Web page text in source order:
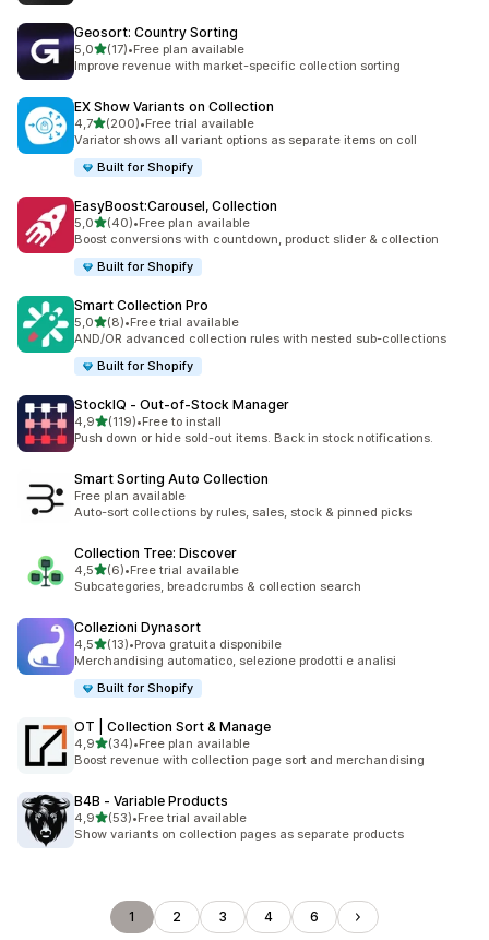
Geosort: Country Sorting
5,0stelle su 5
(17)
17 recensioni totali
•Free plan available
Improve revenue with market-specific collection sorting
EX Show Variants on Collection
4,7stelle su 5
(200)
200 recensioni totali
•Free trial available
Variator shows all variant options as separate items on coll
Built for Shopify
EasyBoost:Carousel, Collection
5,0stelle su 5
(40)
40 recensioni totali
•Free plan available
Boost conversions with countdown, product slider & collection
Built for Shopify
Smart Collection Pro
5,0stelle su 5
(8)
8 recensioni totali
•Free trial available
AND/OR advanced collection rules with nested sub-collections
Built for Shopify
StockIQ ‑ Out‑of‑Stock Manager
4,9stelle su 5
(119)
119 recensioni totali
•Free to install
Push down or hide sold-out items. Back in stock notifications.
Smart Sorting Auto Collection
Free plan available
Auto-sort collections by rules, sales, stock & pinned picks
Collection Tree: Discover
4,5stelle su 5
(6)
6 recensioni totali
•Free trial available
Subcategories, breadcrumbs & collection search
Collezioni Dynasort
4,5stelle su 5
(13)
13 recensioni totali
•Prova gratuita disponibile
Merchandising automatico, selezione prodotti e analisi
Built for Shopify
OT | Collection Sort & Manage
4,9stelle su 5
(34)
34 recensioni totali
•Free plan available
Boost revenue with collection page sort and merchandising
B4B ‑ Variable Products
4,9stelle su 5
(53)
53 recensioni totali
•Free trial available
Show variants on collection pages as separate products
1 2 3 4 6